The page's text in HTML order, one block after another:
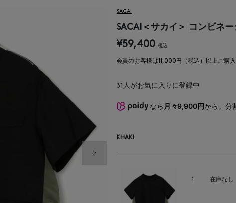
SACAI
SACAI＜サカイ＞ コンビネ
¥59,400 税込
会員のお客様は11,000円（税込）以上ご購
31 人がお気に入りに登録中
なら 月々9,900円から。分
KHAKI
1 在庫なし